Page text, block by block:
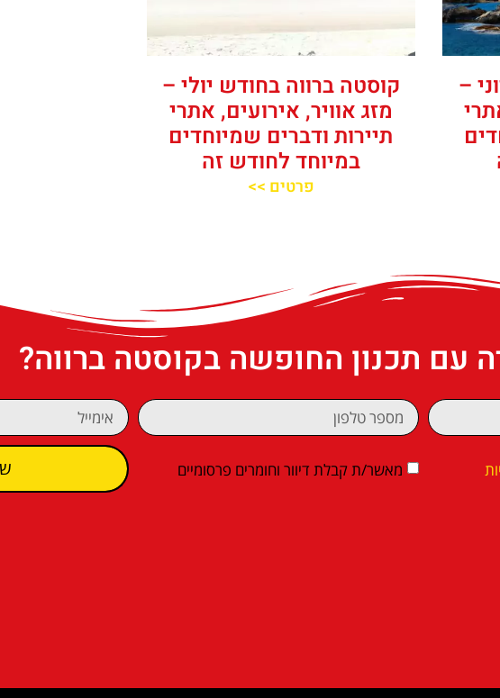
–
קוסטה ברווה בחודש יולי –
מזג אוויר, אירועים, אתרי
תיירות ודברים שמיוחדים
במיוחד לחודש זה
פרטים >>
עם תכנון החופשה בקוסטה ברווה?
מאשר/ת קבלת דיוור וחומרים פרסומיים